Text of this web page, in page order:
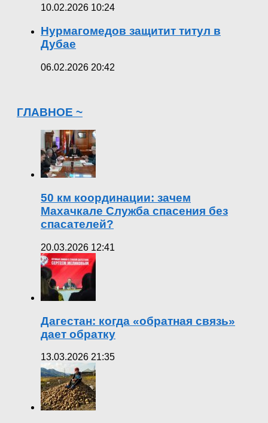
10.02.2026 10:24
Нурмагомедов защитит титул в
Дубае
06.02.2026 20:42
ГЛАВНОЕ ~
50 км координации: зачем
Махачкале Служба спасения без
спасателей?
20.03.2026 12:41
Дагестан: когда «обратная связь»
дает обратку
13.03.2026 21:35